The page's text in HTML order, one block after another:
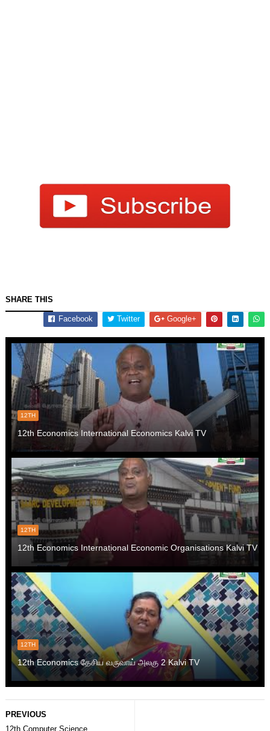
SHARE THIS
Facebook Twitter Google+
12TH
12th Economics International Economics Kalvi TV
12TH
12th Economics International Economic Organisations Kalvi TV
12TH
12th Economics தேசிய வருவாய் அலகு 2 Kalvi TV
PREVIOUS
12th Computer Science